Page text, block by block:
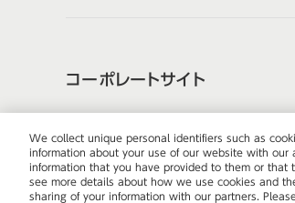
コーポレートサイト
株式会社オカ
ウェブサ
We collect unique personal identifiers such as
information about your use of our website with
information that you have provided to them or that
see more details about how we use cookies and
sharing of your information with our partners.